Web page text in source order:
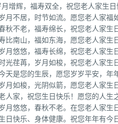
增辉，福寿双全，祝您老人家生日
月不居，时节如流。愿您老人家福
秋不老，福寿绵长，祝您老人家生
比南山，福如东海，愿您老人家生
月悠悠，福寿长绵，祝您老人家生
光荏苒，岁月如梭，祝您老人家生
天是您的生辰，愿您岁岁平安，年
月如梭，光阴似箭，愿您老人家生
人家，祝您生日快乐！愿您的人生
月悠悠，春秋不老。在您老人家生
日快乐、身体健康。祝您年年有今